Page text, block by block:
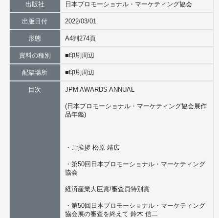
出版社 日本プロモーショナル・マーケティング協会
出版日付 2022/03/01
形態 A4判274頁
資料の種別 ■印刷周辺
配架場所 ■印刷周辺
目次 JPM AWARDS ANNUAL
(日本プロモーショナル・マーケティング協会展作
品年鑑)
・ご挨拶 松原 靖広
・第50回日本プロモーショナル・マーケティング
協会
経済産業大臣賞/審査員特別賞
・第50回日本プロモーショナル・マーケティング
協会展の審査を終えて 鈴木 信二